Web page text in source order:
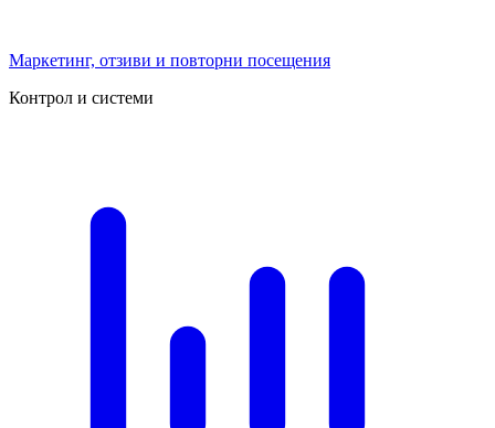
Маркетинг, отзиви и повторни посещения
Контрол и системи